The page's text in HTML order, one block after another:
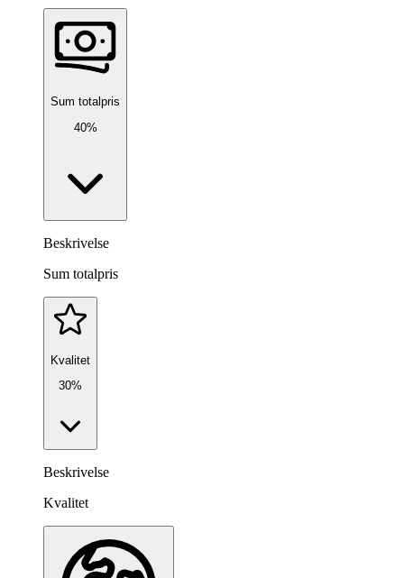
Sum totalpris
40%
Beskrivelse
Sum totalpris
Kvalitet
30%
Beskrivelse
Kvalitet